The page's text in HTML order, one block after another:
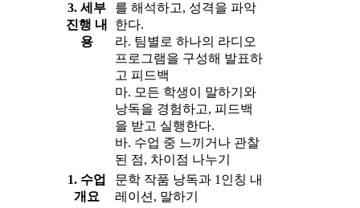
3. 세부
진행 내
용
를 해석하고, 성격을 파악
한다.
라. 팀별로 하나의 라디오
프로그램을 구성해 발표하
고 피드백
마. 모든 학생이 말하기와
낭독을 경험하고, 피드백
을 받고 실행한다.
바. 수업 중 느끼거나 관찰
된 점, 차이점 나누기
1. 수업
개요
문학 작품 낭독과 1인칭 내
레이션, 말하기